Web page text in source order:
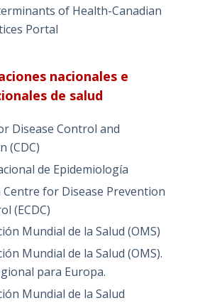
of Health-Canadian
Portal
nacionales e
de salud
Disease Control and
(CDC)
de Epidemiología
Centre for Disease Prevention
(ECDC)
Mundial de la Salud (OMS)
Mundial de la Salud (OMS).
para Europa.
Mundial de la Salud